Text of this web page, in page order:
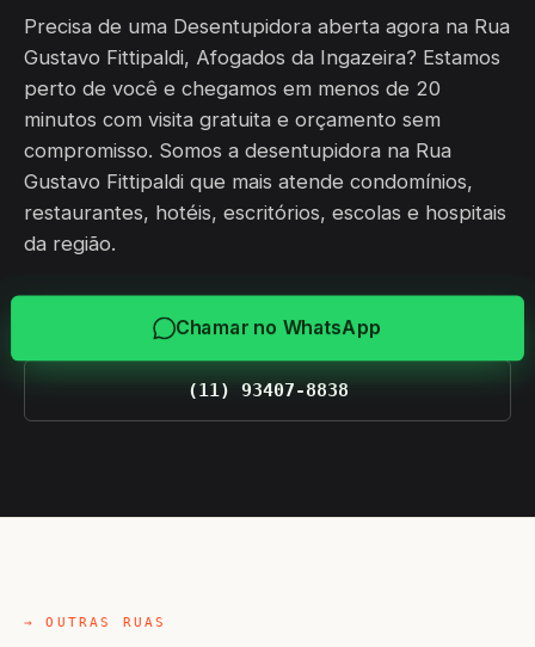
Precisa de uma Desentupidora aberta agora na Rua
Gustavo Fittipaldi, Afogados da Ingazeira? Estamos
perto de você e chegamos em menos de 20
minutos com visita gratuita e orçamento sem
compromisso. Somos a desentupidora na Rua
Gustavo Fittipaldi que mais atende condomínios,
restaurantes, hotéis, escritórios, escolas e hospitais
da região.
Chamar no WhatsApp
(11) 93407-8838
→ OUTRAS RUAS